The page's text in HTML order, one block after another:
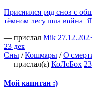
Приснился ряд снов с
тёмном лесу шла война.
— прислал Mik
23 дек
Сны /Кошмары /О
— прислал(а) КоЛоБох
Мой капитан :)